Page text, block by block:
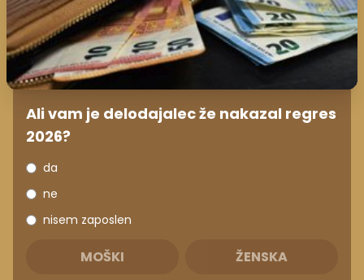
Ali vam je delodajalec že nakazal regres
2026?
da
ne
nisem zaposlen
MOŠKI ŽENSKA